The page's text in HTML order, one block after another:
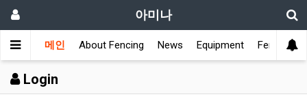
아미나
메인 About Fencing News Equipment Fencing
Login